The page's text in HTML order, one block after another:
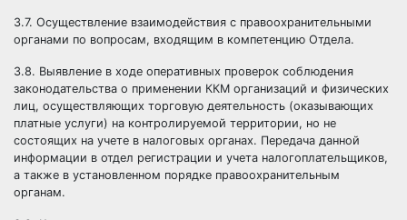
3.7. Осуществление взаимодействия с правоохранительными
органами по вопросам, входящим в компетенцию Отдела.
3.8. Выявление в ходе оперативных проверок соблюдения
законодательства о применении ККМ организаций и физических
лиц, осуществляющих торговую деятельность (оказывающих
платные услуги) на контролируемой территории, но не
состоящих на учете в налоговых органах. Передача данной
информации в отдел регистрации и учета налогоплательщиков,
а также в установленном порядке правоохранительным
органам.